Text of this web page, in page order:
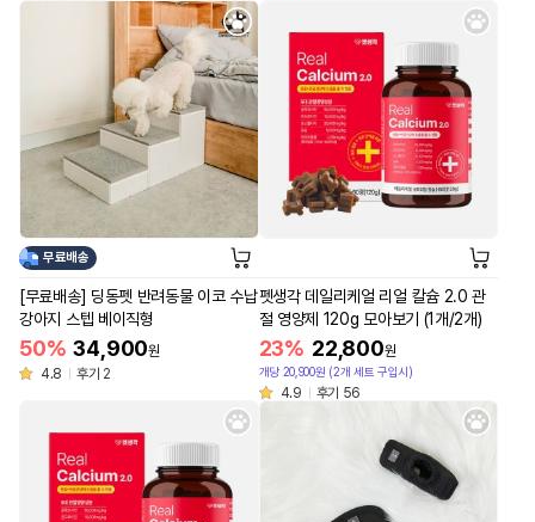
무료배송
[무료배송] 딩동펫 반려동물 이코 수납
강아지 스텝 베이직형
50% 34,900원
4.8
후기 2
펫생각 데일리케얼 리얼 칼슘 2.0 관
절 영양제 120g 모아보기 (1개/2개)
23% 22,800원
개당 20,900원 (2개 세트 구입시)
4.9 후기 56